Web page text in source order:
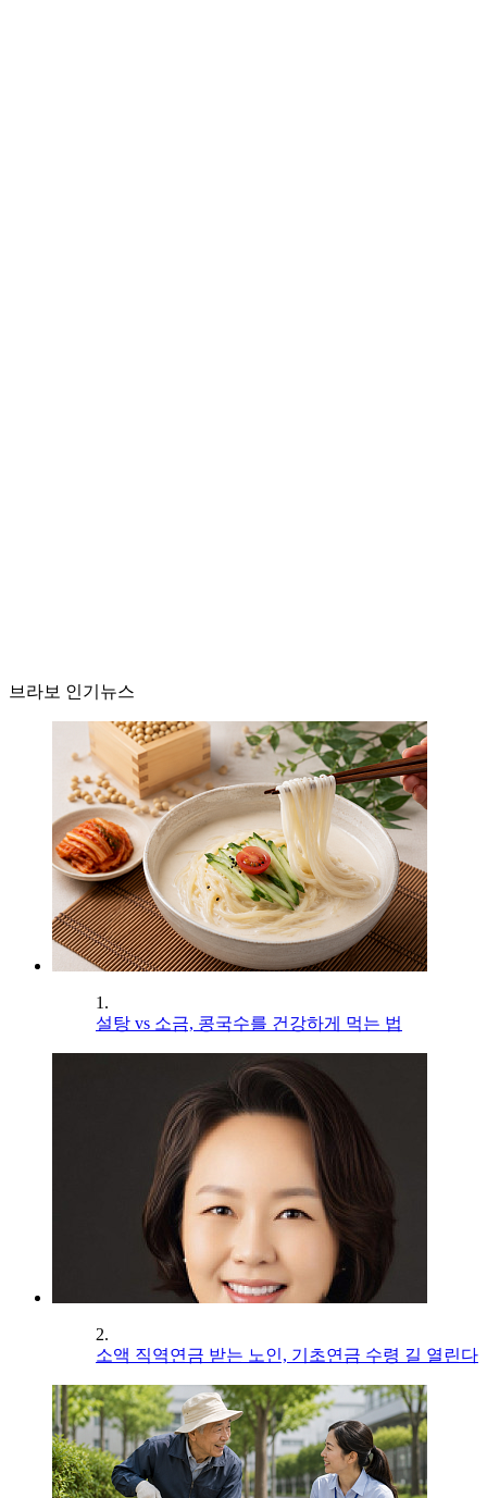
브라보 인기뉴스
1.
설탕 vs 소금, 콩국수를 건강하게 먹는 법
2.
소액 직역연금 받는 노인, 기초연금 수령 길 열린다